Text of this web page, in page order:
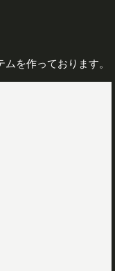
を作っております。